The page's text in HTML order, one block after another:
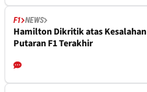
F1 NEWS
Hamilton Dikritik atas
Putaran F1 Terakhir